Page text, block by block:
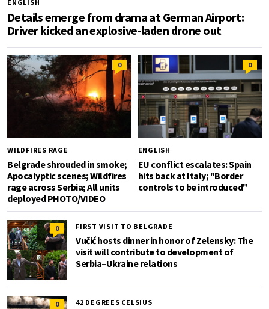
ENGLISH
Details emerge from drama at German Airport:
Driver kicked an explosive-laden drone out
0
WILDFIRES RAGE
Belgrade shrouded in smoke;
Apocalyptic scenes; Wildfires
rage across Serbia; All units
deployed PHOTO/VIDEO
0
ENGLISH
EU conflict escalates: Spain
hits back at Italy; "Border
controls to be introduced"
0 FIRST VISIT TO BELGRADE
Vučić hosts dinner in honor of Zelensky: The
visit will contribute to development of
Serbia–Ukraine relations
0 42 DEGREES CELSIUS